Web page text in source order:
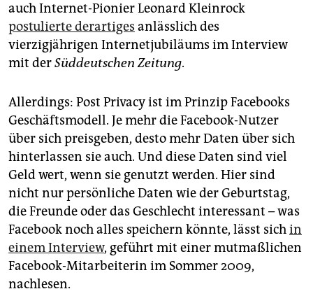
genossenschaft
epaper login
auch Internet-Pionier Leonard Kleinrock
postulierte derartiges anlässlich des
vierzigjährigen Internetjubiläums im Interview
mit derSüddeutschen Zeitung.
Allerdings: Post Privacy ist im Prinzip Facebooks
Geschäftsmodell. Je mehr die Facebook-Nutzer
über sich preisgeben, desto mehr Daten über sich
hinterlassen sie auch. Und diese Daten sind viel
Geld wert, wenn sie genutzt werden. Hier sind
nicht nur persönliche Daten wie der Geburtstag,
die Freunde oder das Geschlecht interessant – was
Facebook noch alles speichern könnte, lässt sichin
einem Interview, geführt mit einer mutmaßlichen
Facebook-Mitarbeiterin im Sommer 2009,
nachlesen.